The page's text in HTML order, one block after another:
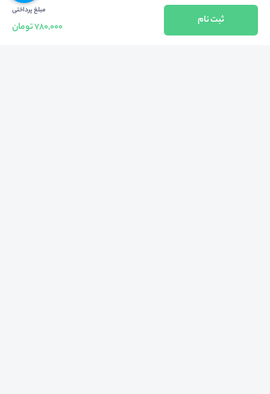
امیر آباد ، خیابان فاطمی ، بعد از چهار راه سیندخت ، پلاک 315 ، طبقه 2
مبلغ پرداختی
780,000 تومان
ثبت نام